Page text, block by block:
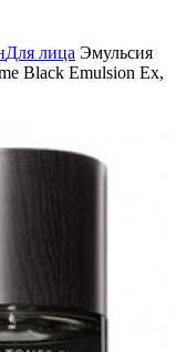
Для лица Эмульсия
Black Emulsion Ex,